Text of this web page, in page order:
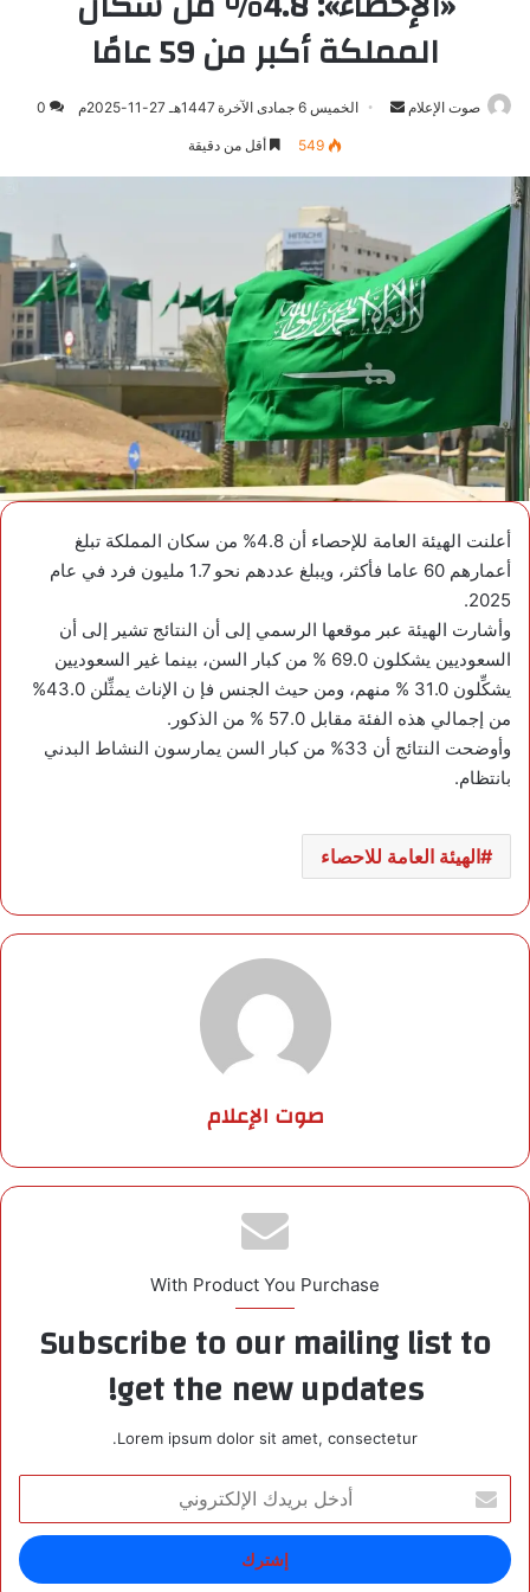
المملكة أكبر من 59 عامًا
صوت الإعلام
أرسلالخميس 6 جمادى الآخرة 1447هـ 27-11-2025م 0
549 أقل من دقيقة
أعلنت الهيئة العامة للإحصاء أن 4.8% من سكان المملكة تبلغ
أعمارهم 60 عاما فأكثر، ويبلغ عددهم نحو 1.7 مليون فرد في عام
2025.
وأشارت الهيئة عبر موقعها الرسمي إلى أن النتائج تشير إلى أن
السعوديين يشكلون 69.0 % من كبار السن، بينما غير السعوديين
يشكِّلون 31.0 % منهم، ومن حيث الجنس فإ ن الإناث يمثِّلن 43.0%
من إجمالي هذه الفئة مقابل 57.0 % من الذكور.
وأوضحت النتائج أن 33% من كبار السن يمارسون النشاط البدني
بانتظام.
الهيئة العامة للاحصاء
صوت الإعلام
With Product You Purchase
Subscribe to our mailing list to
get the new updates!
Lorem ipsum dolor sit amet, consectetur.
خ
ل